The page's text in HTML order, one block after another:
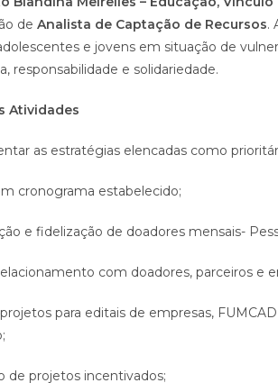
de Analista de Captação de Recursos.
e jovens em situação de
responsabilidade e solidariedade.
Atividades
as estratégias elencadas como
cronograma estabelecido;
e fidelização de doadores mensais-
com doadores, parceiros e
projetos para editais de empresas,
de projetos incentivados;